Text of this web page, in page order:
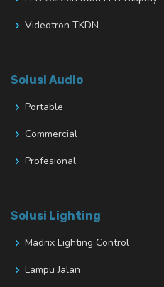
Videotron TKDN
Solusi Audio
Portable
Commercial
Profesional
Solusi Lighting
Madrix Lighting Control
Lampu Jalan